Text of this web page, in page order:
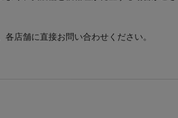
店舗に直接お問い合わせください。